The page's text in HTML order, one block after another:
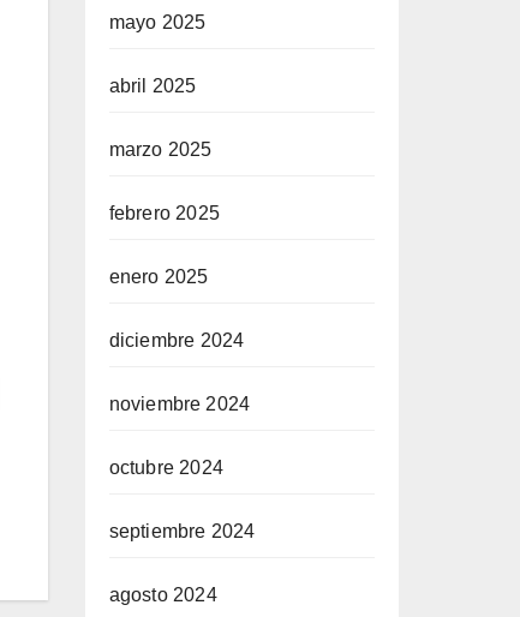
mayo 2025
abril 2025
marzo 2025
febrero 2025
enero 2025
diciembre 2024
noviembre 2024
octubre 2024
septiembre 2024
agosto 2024